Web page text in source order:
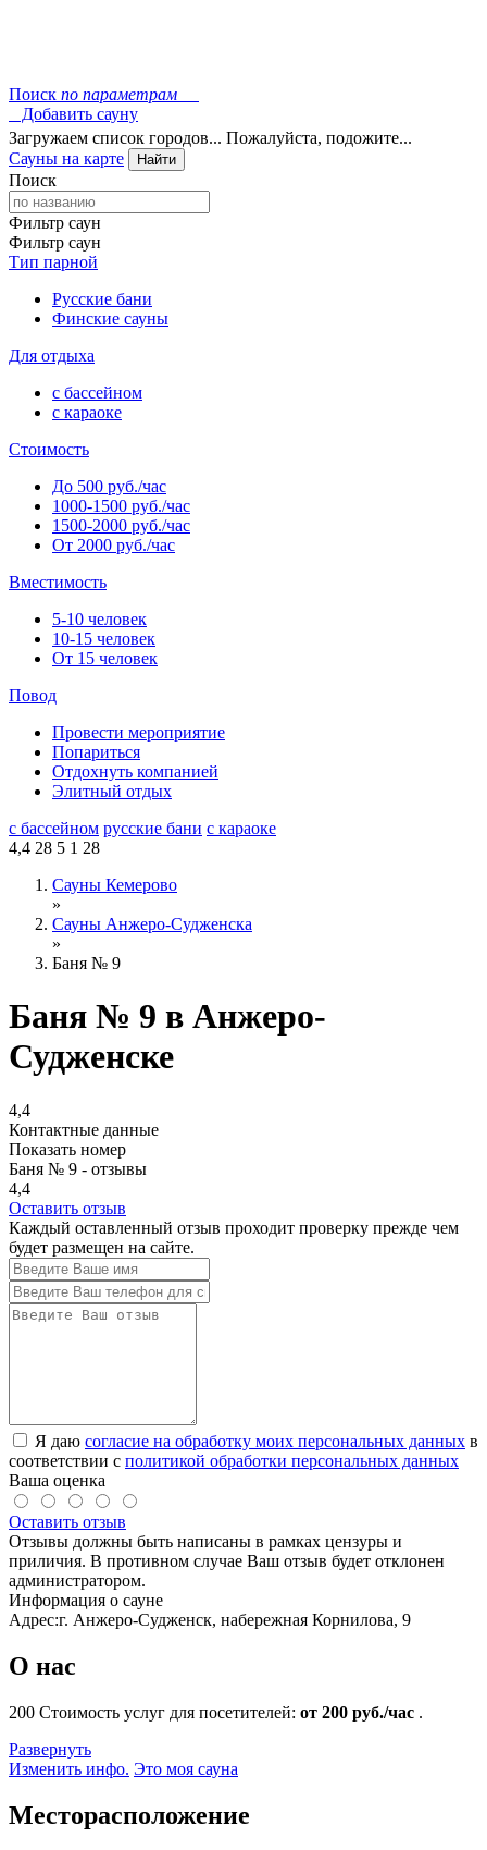
Поиск по параметрам
Добавить сауну
Загружаем список городов... Пожалуйста, подожите...
Сауны на карте
Найти
Поиск
Фильтр саун
Фильтр саун
Тип парной
Русские бани
Финские сауны
Для отдыха
с бассейном
с караоке
Стоимость
До 500 руб./час
1000-1500 руб./час
1500-2000 руб./час
От 2000 руб./час
Вместимость
5-10 человек
10-15 человек
От 15 человек
Повод
Провести мероприятие
Попариться
Отдохнуть компанией
Элитный отдых
с бассейном русские бани с караоке
4,4 28 5 1 28
Сауны Кемерово
»
Сауны Анжеро-Судженска
»
Баня № 9
Баня № 9 в Анжеро-
Судженске
4,4
Контактные данные
Показать номер
Баня № 9 - отзывы
4,4
Оставить отзыв
Каждый оставленный отзыв проходит проверку прежде чем
будет размещен на сайте.
Я даю согласие на обработку моих персональных данных в
соответствии с политикой обработки персональных данных
Ваша оценка
Оставить отзыв
Отзывы должны быть написаны в рамках цензуры и
приличия. В противном случае Ваш отзыв будет отклонен
администратором.
Информация о сауне
Адрес:г. Анжеро-Судженск, набережная Корнилова, 9
О нас
200 Стоимость услуг для посетителей: от 200 руб./час .
Развернуть
Изменить инфо. Это моя сауна
Месторасположение